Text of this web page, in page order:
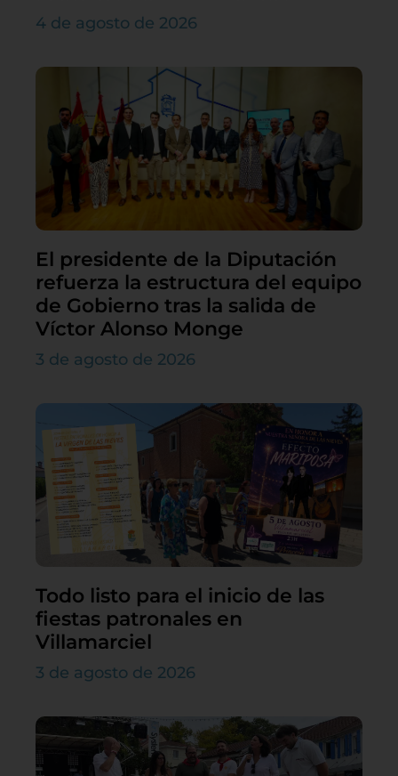
4 de agosto de 2026
El presidente de la Diputación
refuerza la estructura del equipo
de Gobierno tras la salida de
Víctor Alonso Monge
3 de agosto de 2026
Todo listo para el inicio de las
fiestas patronales en
Villamarciel
3 de agosto de 2026